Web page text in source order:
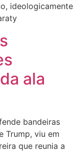
ideologicamente
ala
bandeiras
Trump, viu em
que reunia a